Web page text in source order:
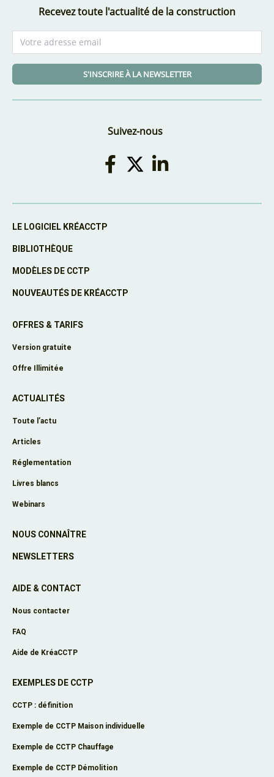
Recevez toute l'actualité de la construction
S'INSCRIRE À LA NEWSLETTER
Suivez-nous
LE LOGICIEL KRÉACCTP
BIBLIOTHÈQUE
MODÈLES DE CCTP
NOUVEAUTÉS DE KRÉACCTP
OFFRES & TARIFS
Version gratuite
Offre Illimitée
ACTUALITÉS
Toute l’actu
Articles
Réglementation
Livres blancs
Webinars
NOUS CONNAÎTRE
NEWSLETTERS
AIDE & CONTACT
Nous contacter
FAQ
Aide de KréaCCTP
EXEMPLES DE CCTP
CCTP : définition
Exemple de CCTP Maison individuelle
Exemple de CCTP Chauffage
Exemple de CCTP Démolition